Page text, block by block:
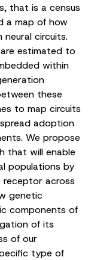
that is a census
a map of how
circuits.
estimated to
within
these
to map circuits
adoption
We propose
that will enable
populations by
across
genetic
components of
of its
of our
type of